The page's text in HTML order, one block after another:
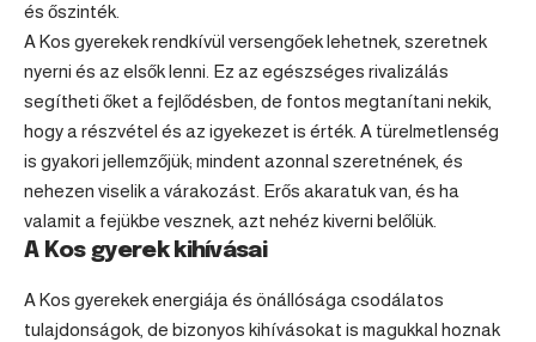
és őszinték.
A Kos gyerekek rendkívül versengőek lehetnek, szeretnek
nyerni és az elsők lenni. Ez az egészséges rivalizálás
segítheti őket a fejlődésben, de fontos megtanítani nekik,
hogy a részvétel és az igyekezet is érték. A türelmetlenség
is gyakori jellemzőjük; mindent azonnal szeretnének, és
nehezen viselik a várakozást. Erős akaratuk van, és ha
valamit a fejükbe vesznek, azt nehéz kiverni belőlük.
A Kos gyerek kihívásai
A Kos gyerekek energiája és önállósága csodálatos
tulajdonságok, de bizonyos kihívásokat is magukkal hoznak